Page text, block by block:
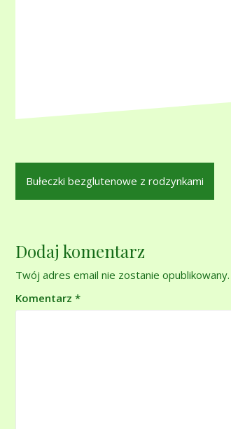
Nawigacja
wpisu
Bułeczki bezglutenowe z rodzynkami
Dodaj komentarz
Twój adres email nie zostanie opublikowany.
Komentarz *